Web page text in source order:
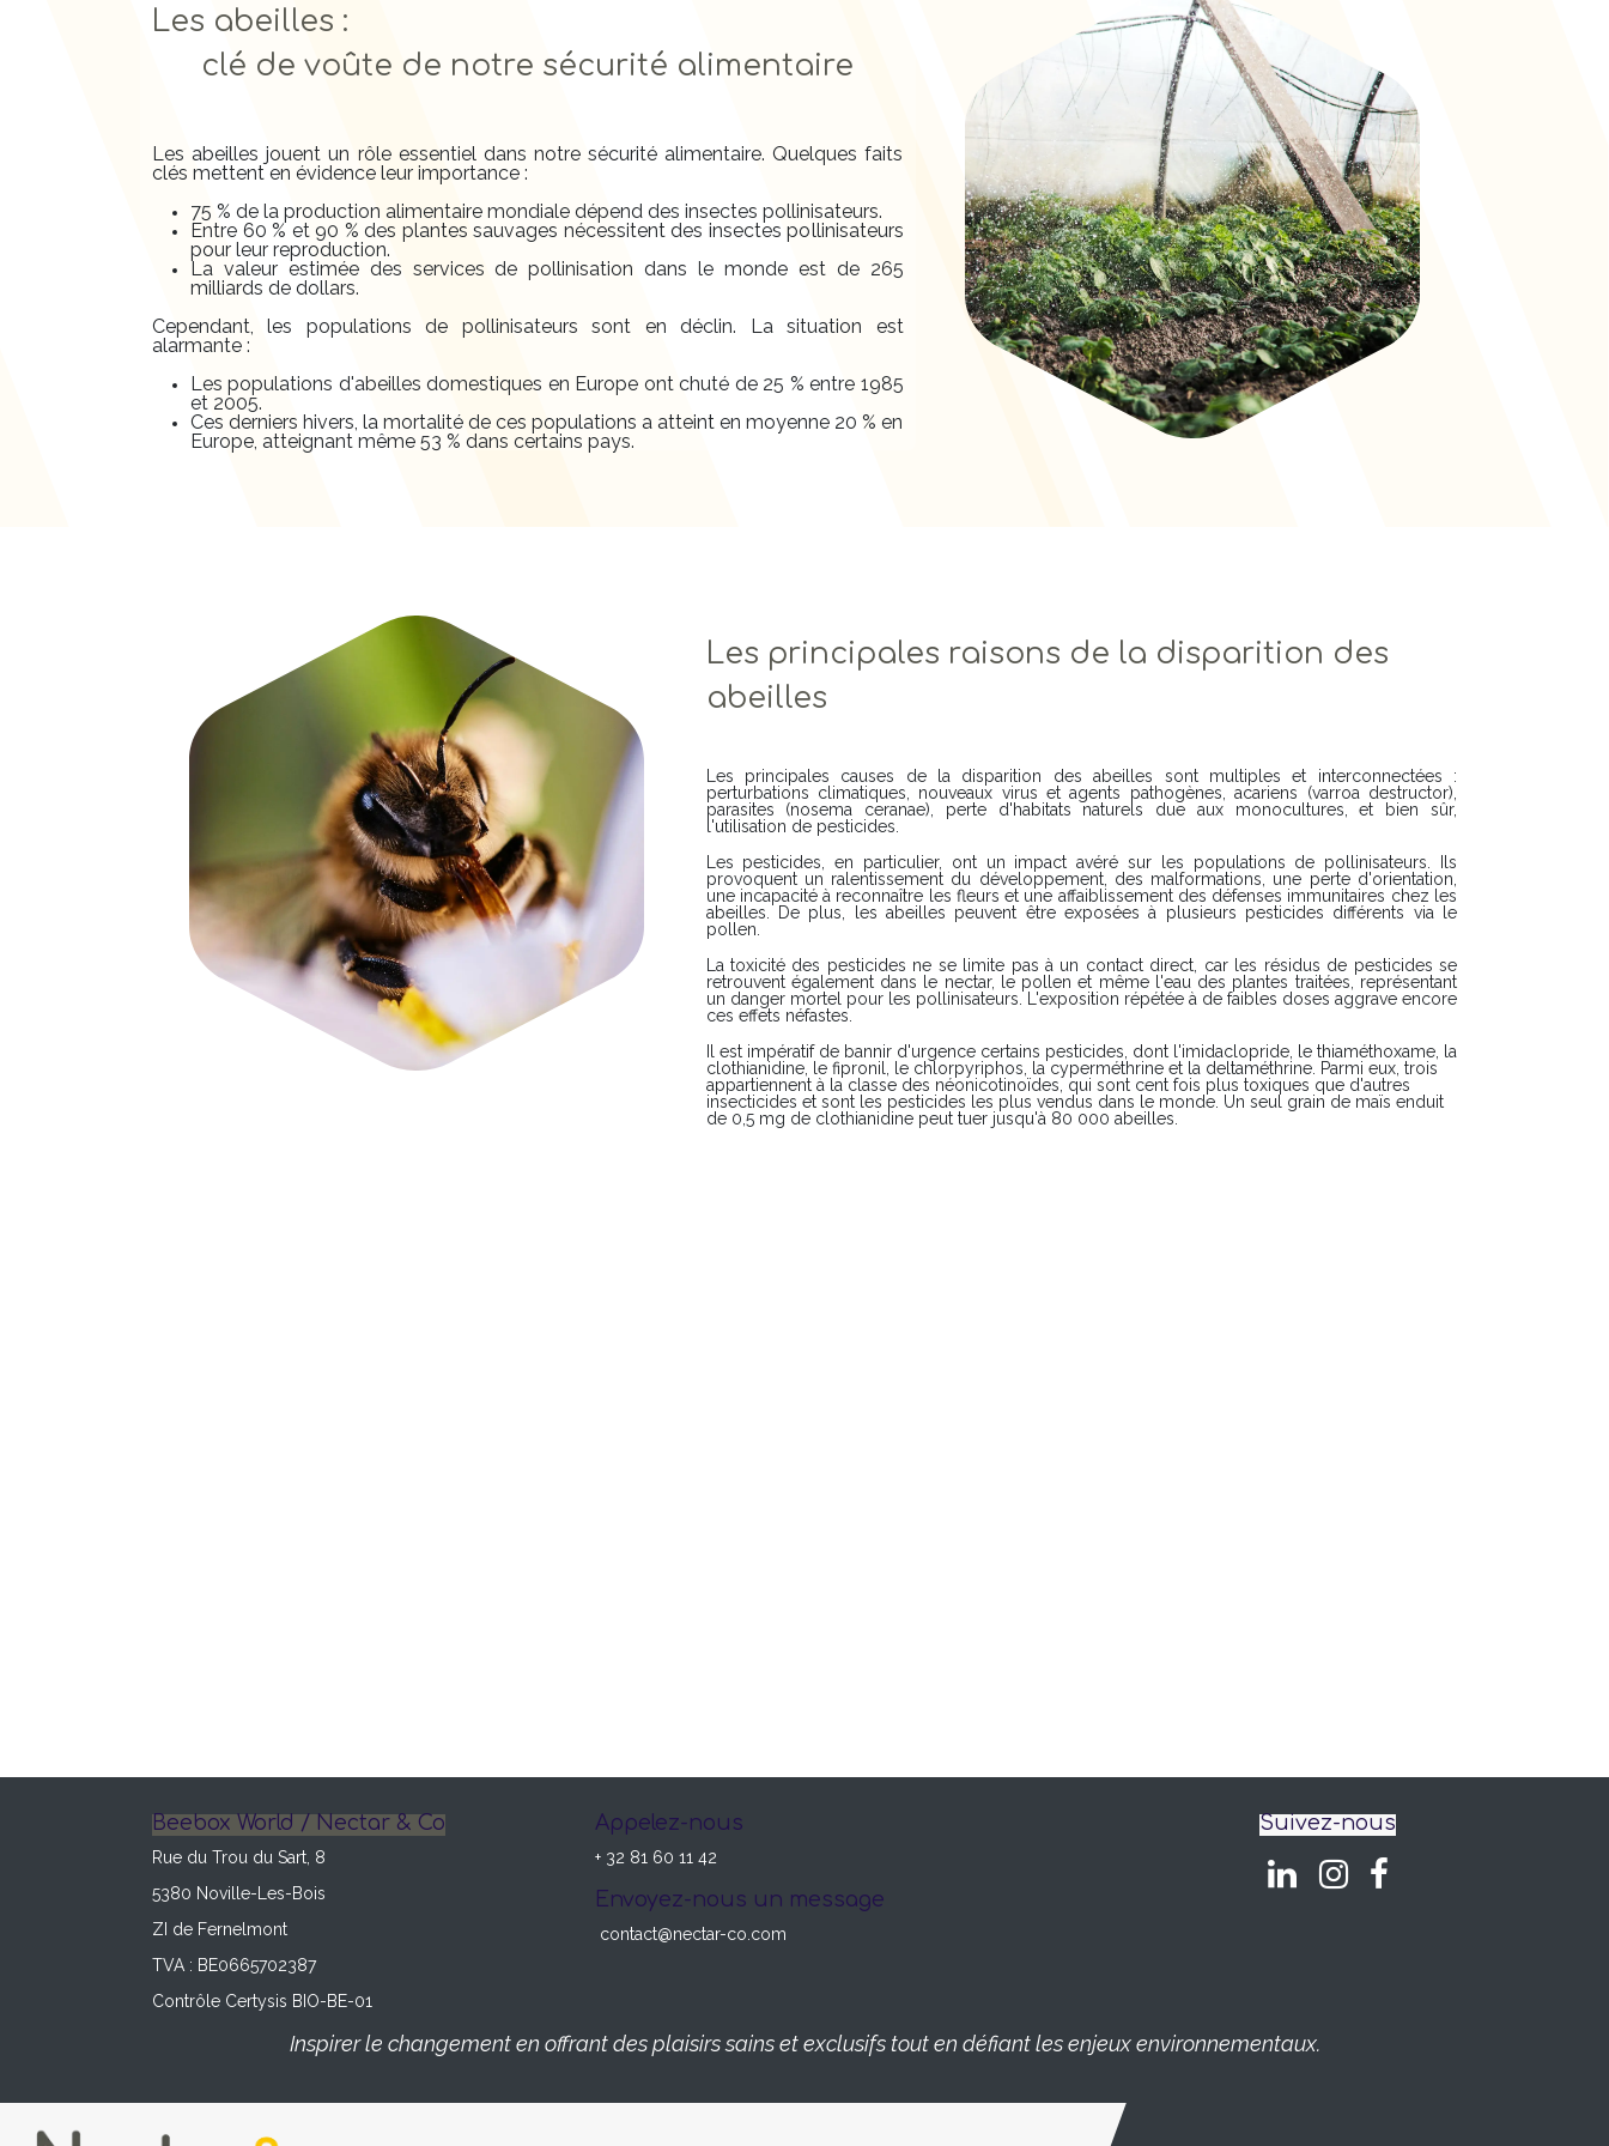
Les abeilles :
clé de voûte de notre sécurité alimentaire
Les abeilles jouent un rôle essentiel dans notre sécurité alimentaire. Quelques faits
clés mettent en évidence leur importance :
75 % de la production alimentaire mondiale dépend des insectes pollinisateurs.
Entre 60 % et 90 % des plantes sauvages nécessitent des insectes pollinisateurs
pour leur reproduction.
La valeur estimée des services de pollinisation dans le monde est de 265
milliards de dollars.
Cependant, les populations de pollinisateurs sont en déclin. La situation est
alarmante :
Les populations d'abeilles domestiques en Europe ont chuté de 25 % entre 1985
et 2005.
Ces derniers hivers, la mortalité de ces populations a atteint en moyenne 20 % en
Europe, atteignant même 53 % dans certains pays.
Les principales raisons de la disparition des
abeilles
Les principales causes de la disparition des abeilles sont multiples et interconnectées :
perturbations climatiques, nouveaux virus et agents pathogènes, acariens (varroa destructor),
parasites (nosema ceranae), perte d'habitats naturels due aux monocultures, et bien sûr,
l'utilisation de pesticides.
Les pesticides, en particulier, ont un impact avéré sur les populations de pollinisateurs. Ils
provoquent un ralentissement du développement, des malformations, une perte d'orientation,
une incapacité à reconnaître les fleurs et une affaiblissement des défenses immunitaires chez les
abeilles. De plus, les abeilles peuvent être exposées à plusieurs pesticides différents via le
pollen.
La toxicité des pesticides ne se limite pas à un contact direct, car les résidus de pesticides se
retrouvent également dans le nectar, le pollen et même l'eau des plantes traitées, représentant
un danger mortel pour les pollinisateurs. L'exposition répétée à de faibles doses aggrave encore
ces effets néfastes.
Il est impératif de bannir d'urgence certains pesticides, dont l'imidaclopride, le thiaméthoxame, la
clothianidine, le fipronil, le chlorpyriphos, la cyperméthrine et la deltaméthrine. Parmi eux, trois
appartiennent à la classe des néonicotinoïdes, qui sont cent fois plus toxiques que d'autres
insecticides et sont les pesticides les plus vendus dans le monde. Un seul grain de maïs enduit
de 0,5 mg de clothianidine peut tuer jusqu'à 80 000 abeilles.
Appelez-nous
+ 32 81 60 11 42
Envoyez-nous un message
contact@nectar-co.com
Suivez-nous
Beebox World / Nectar & Co
Rue du Trou du Sart, 8
5380 Noville-Les-Bois
ZI de Fernelmont
TVA : BE0665702387
Contrôle Certysis BIO-BE-01
Inspirer le changement en offrant des plaisirs sains et exclusifs tout en défiant les enjeux environnementaux.